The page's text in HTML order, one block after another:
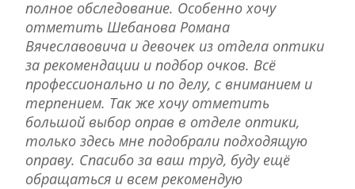
полное обследование. Особенно хочу
отметить Шебанова Романа
Вячеславовича и девочек из отдела оптики
за рекомендации и подбор очков. Всё
профессионально и по делу, с вниманием и
терпением. Так же хочу отметить
большой выбор оправ в отделе оптики,
только здесь мне подобрали подходящую
оправу. Спасибо за ваш труд, буду ещё
обращаться и всем рекомендую